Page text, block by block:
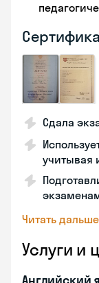
Сдала
учитывая
Читать дальше
Услуги и